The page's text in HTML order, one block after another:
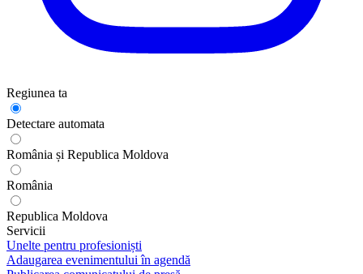
Regiunea ta
Detectare automata
România și Republica Moldova
România
Republica Moldova
Servicii
Unelte pentru profesioniști
Adaugarea evenimentului în agendă